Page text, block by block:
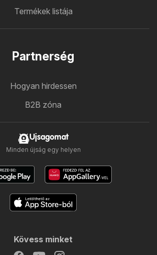
Termékek listája
Partnerség
Hogyan hirdessen
B2B zóna
Ujsagomat
Minden újság egy helyen
Kövess minket